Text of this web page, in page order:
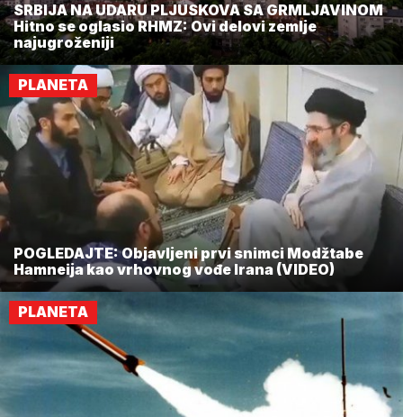
SRBIJA NA UDARU PLJUSKOVA SA GRMLJAVINOM
Hitno se oglasio RHMZ: Ovi delovi zemlje
najugroženiji
PLANETA
POGLEDAJTE: Objavljeni prvi snimci Modžtabe
Hamneija kao vrhovnog vođe Irana (VIDEO)
PLANETA